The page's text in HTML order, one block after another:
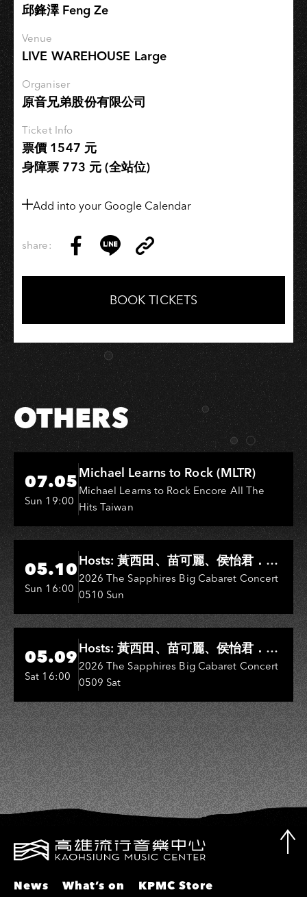
勇
再
發】
演
會
高
雄
邱鋒澤 Feng Ze
Venue
LIVE WAREHOUSE Large
Organiser
原音兄弟股份有限公司
Ticket Info
票價 1547 元
身障票 773 元 (全站位)
Add into your Google Calendar
share:
on
Facebook
on
LINE
Link
Copy
BOOK TICKETS
OTHERS
Hi-Ing Music Hall
07.05
Sun 19:00
Michael Learns to Rock (MLTR)
Michael Learns to Rock Encore All The
Hits Taiwan
Hi-Ing Music Hall
05.10
Sun 16:00
Hosts: 黃西田、苗可麗、侯怡君．
Entertainers: 葉啟田、鳥來嬤-吳
敏、王彩樺、王瑞霞、吳淑敏、施文
彬、邵大倫、曹雅雯、陳孟賢、黃露
瑤
2026 The Sapphires Big Cabaret Concert
0510 Sun
Hi-Ing Music Hall
05.09
Sat 16:00
Hosts: 黃西田、苗可麗、侯怡君．
Entertainers: 葉啟田、鳥來嬤-吳
敏、張秀卿、王彩樺、吳淑敏、施文
彬、邵大倫、曹雅雯、陳孟賢、黃露
瑤
2026 The Sapphires Big Cabaret Concert
0509 Sat
News What’s on KPMC Store